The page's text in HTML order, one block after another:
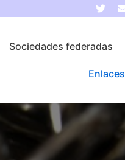
Sociedades federadas
Enlaces